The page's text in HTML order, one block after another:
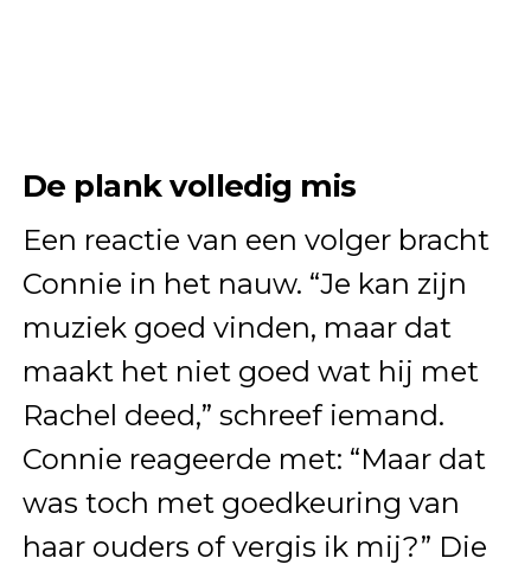
De plank volledig mis
Een reactie van een volger bracht
Connie in het nauw. “Je kan zijn
muziek goed vinden, maar dat
maakt het niet goed wat hij met
Rachel deed,” schreef iemand.
Connie reageerde met: “Maar dat
was toch met goedkeuring van
haar ouders of vergis ik mij?” Die